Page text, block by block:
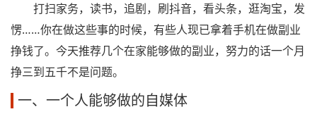
打扫家务，读书，追剧，刷抖音，看头条，逛淘宝，发
愣……你在做这些事的时候，有些人现已拿着手机在做副业
挣钱了。今天推荐几个在家能够做的副业，努力的话一个月
挣三到五千不是问题。
一、一个人能够做的自媒体